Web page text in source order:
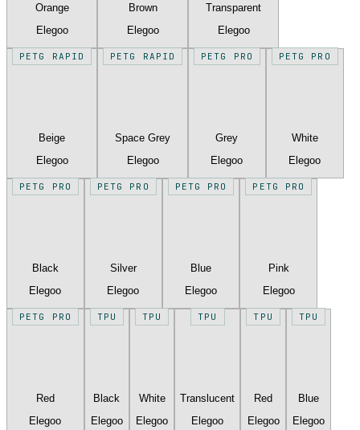
Orange
Elegoo
Brown
Elegoo
Transparent
Elegoo
PETG RAPID
Beige
Elegoo
PETG RAPID
Space Grey
Elegoo
PETG PRO
Grey
Elegoo
PETG PRO
White
Elegoo
PETG PRO
Black
Elegoo
PETG PRO
Silver
Elegoo
PETG PRO
Blue
Elegoo
PETG PRO
Pink
Elegoo
PETG PRO
Red
Elegoo
TPU
Black
Elegoo
TPU
White
Elegoo
TPU
Translucent
Elegoo
TPU
Red
Elegoo
TPU
Blue
Elegoo